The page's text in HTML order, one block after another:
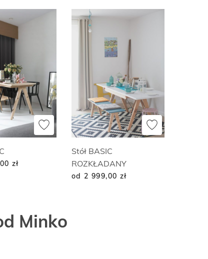
zł
Stół BASIC
ROZKŁADANY
od 2 999,00 zł
Minko